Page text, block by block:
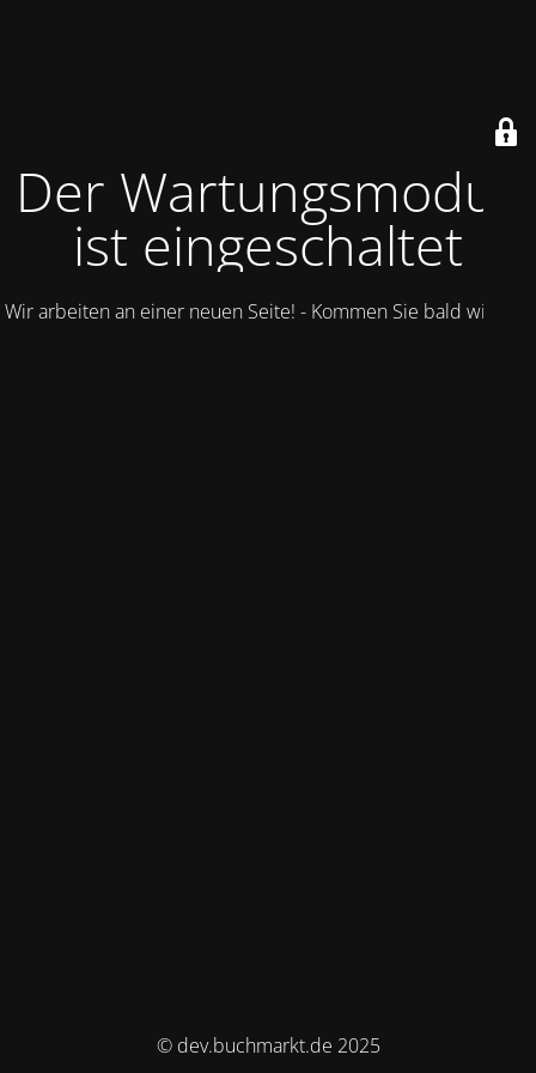
Der Wartungsmodus
ist eingeschaltet
Wir arbeiten an einer neuen Seite! - Kommen Sie bald wieder.
© dev.buchmarkt.de 2025